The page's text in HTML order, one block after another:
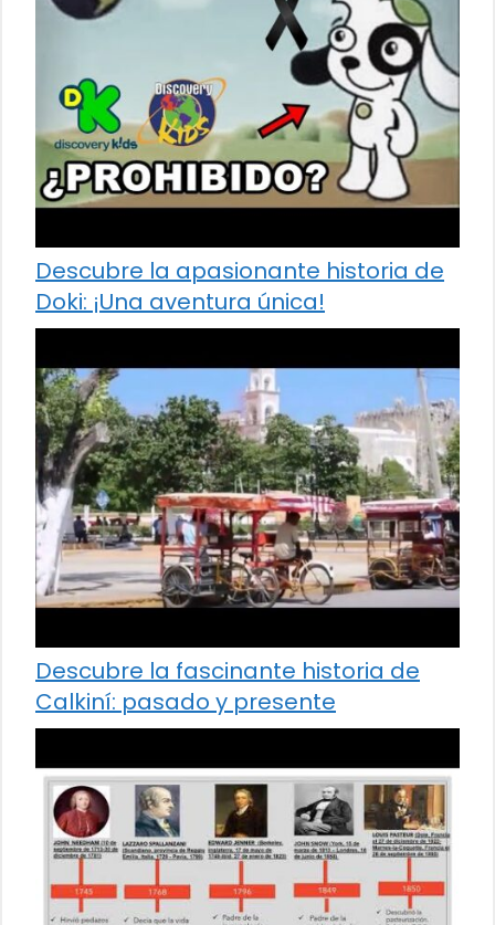
Descubre la apasionante historia de
Doki: ¡Una aventura única!
Descubre la fascinante historia de
Calkiní: pasado y presente